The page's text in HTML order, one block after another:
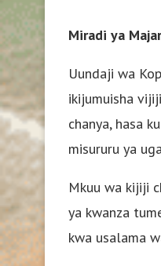
Miradi ya
Uundaji wa
ikijumuisha
chanya, hasa
misururu ya
Mkuu wa kijiji
ya kwanza
kwa usalama